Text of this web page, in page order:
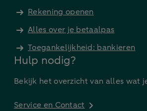
Rekening openen
Alles over je betaalpas
Toegankelijkheid: bankieren
Hulp nodig?
Bekijk het overzicht van alles wat
Service en Contact